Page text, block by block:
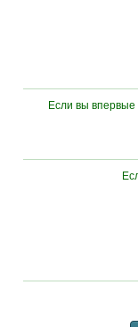
Если вы впервые